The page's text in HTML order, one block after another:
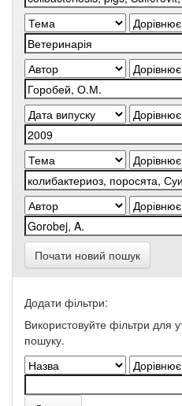
Почати новий пошук
Додати фільтри:
Використовуйте фільтри для
пошуку.